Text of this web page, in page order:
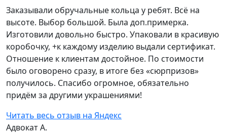
Заказывали обручальные кольца у ребят. Всё на
высоте. Выбор большой. Была доп.примерка.
Изготовили довольно быстро. Упаковали в красивую
коробочку, +к каждому изделию выдали сертификат.
Отношение к клиентам достойное. По стоимости
было оговорено сразу, в итоге без «сюрпризов»
получилось. Спасибо огромное, обязательно
придём за другими украшениями!
Читать весь отзыв на Яндекс
Адвокат А.